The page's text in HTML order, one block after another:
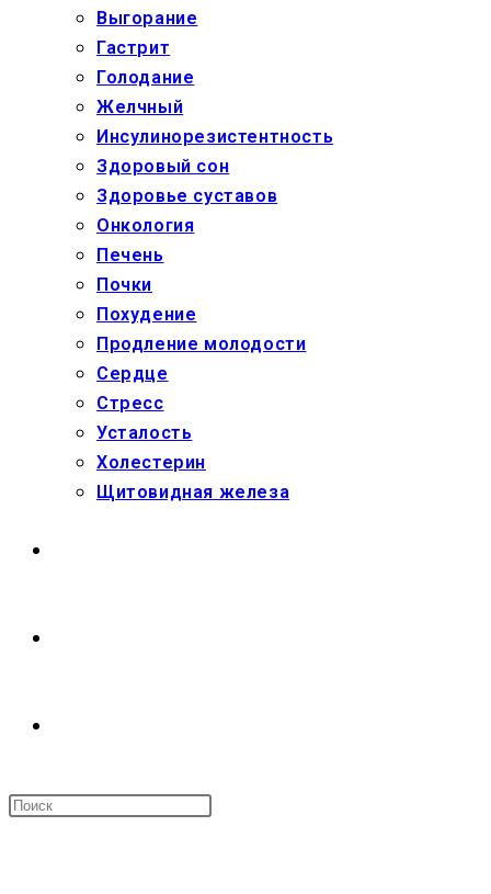
Выгорание
Гастрит
Голодание
Желчный
Инсулинорезистентность
Здоровый сон
Здоровье суставов
Онкология
Печень
Почки
Похудение
Продление молодости
Сердце
Стресс
Усталость
Холестерин
Щитовидная железа
ПОИСК